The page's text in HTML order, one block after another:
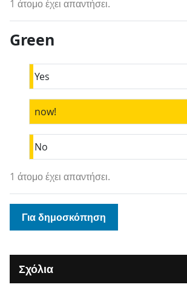
1 άτομο έχει απαντήσει.
Green
Yes
now!
No
1 άτομο έχει απαντήσει.
Για δημοσκόπηση
Σχόλια